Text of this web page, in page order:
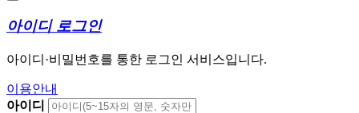
아이디 로그인
아이디·비밀번호를 통한 로그인 서비스입니다.
이용안내
아이디